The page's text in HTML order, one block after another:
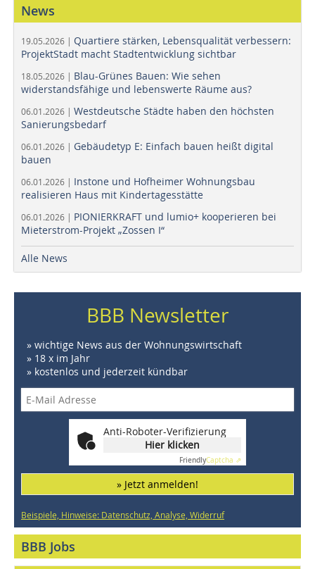
News
19.05.2026 | Quartiere stärken, Lebensqualität verbessern:
ProjektStadt macht Stadtentwicklung sichtbar
18.05.2026 | Blau-Grünes Bauen: Wie sehen
widerstandsfähige und lebenswerte Räume aus?
06.01.2026 | Westdeutsche Städte haben den höchsten
Sanierungsbedarf
06.01.2026 | Gebäudetyp E: Einfach bauen heißt digital
bauen
06.01.2026 | Instone und Hofheimer Wohnungsbau
realisieren Haus mit Kindertagesstätte
06.01.2026 | PIONIERKRAFT und lumio+ kooperieren bei
Mieterstrom-Projekt „Zossen I“
Alle News
BBB Newsletter
» wichtige News aus der Wohnungswirtschaft
» 18 x im Jahr
» kostenlos und jederzeit kündbar
Anti-Roboter-Verifizierung
Hier klicken
FriendlyCaptcha ⇗
» Jetzt anmelden!
Beispiele, Hinweise: Datenschutz, Analyse, Widerruf
BBB Jobs